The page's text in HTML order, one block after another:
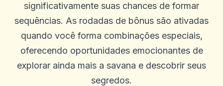
significativamente suas chances de formar
sequências. As rodadas de bônus são ativadas
quando você forma combinações especiais,
oferecendo oportunidades emocionantes de
explorar ainda mais a savana e descobrir seus
segredos.